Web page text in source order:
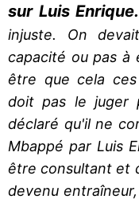
sur Luis
injuste. On
capacité ou pas à
être que cela
doit pas le juger
déclaré qu'il ne
Mbappé par Luis
être consultant et
devenu